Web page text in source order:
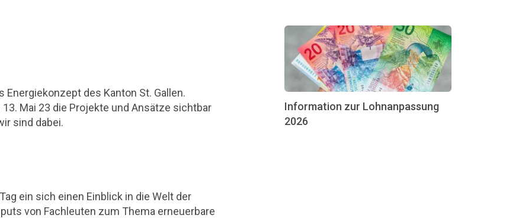
Energiekonzept des Kanton St. Gallen.
Mai 23 die Projekte und Ansätze sichtbar
sind dabei.
ein sich einen Einblick in die Welt der
von Fachleuten zum Thema erneuerbare
Information zur Lohnanpassung
2026